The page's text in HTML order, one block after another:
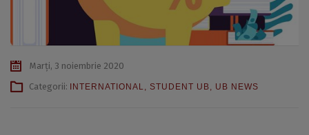
Marți, 3 noiembrie 2020
Categorii:
INTERNATIONAL, STUDENT UB, UB NEWS